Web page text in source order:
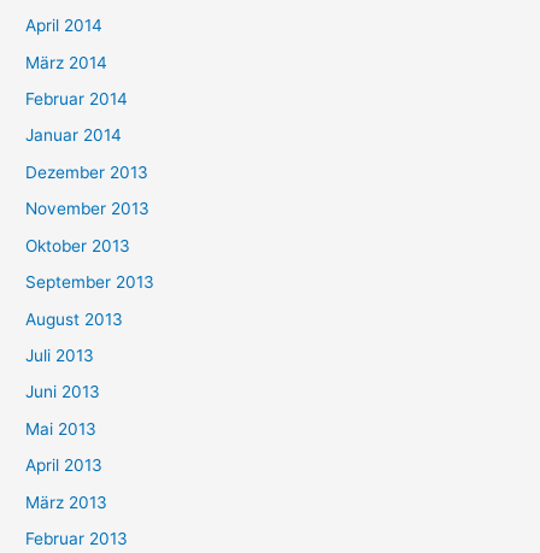
April 2014
März 2014
Februar 2014
Januar 2014
Dezember 2013
November 2013
Oktober 2013
September 2013
August 2013
Juli 2013
Juni 2013
Mai 2013
April 2013
März 2013
Februar 2013